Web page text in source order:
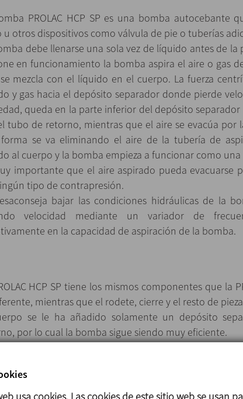
PROLAC HCP SP es una bomba autocebante
u otros dispositivos como válvula de pie o tuberías
debe llenarse una sola vez de líquido antes de
en funcionamiento la bomba aspira el aire o gas
mezcla con el líquido en el cuerpo. La fuerza
y gas hacia el depósito separador donde pierde
queda en la parte inferior del depósito
tubo de retorno, mientras que el aire se evacúa por
se va eliminando el aire de la tubería de
al cuerpo y la bomba empieza a funcionar como
importante que el aire aspirado pueda evacuarse
tipo de contrapresión.
bajar las condiciones hidráulicas de la
velocidad mediante un variador de
en la capacidad de aspiración de la bomba.
HCP SP tiene los mismos componentes que la
mientras que el rodete, cierre y el resto de
se le ha añadido solamente un depósito
por lo cual la bomba sigue siendo muy eficiente.
usa cookies. Las cookies de este sitio web se usan